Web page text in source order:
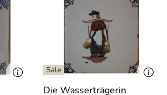
Die Wasserträgerin